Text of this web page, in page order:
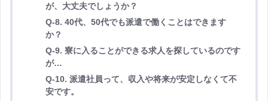
が、大丈夫でしょうか？
Q-8. 40代、50代でも派遣で働くことはできます
か？
Q-9. 寮に入ることができる求人を探しているのです
が…
Q-10. 派遣社員って、収入や将来が安定しなくて不
安です。